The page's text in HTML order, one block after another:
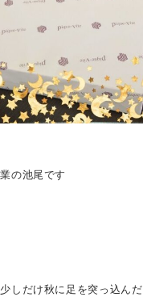
の池尾です
しだけ秋に足を突っ込んだ